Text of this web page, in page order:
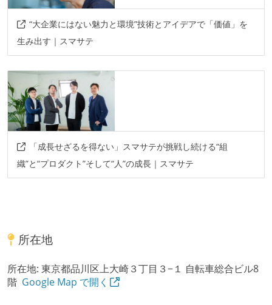
“大企業にはない魅力と環境”技術とアイデアで「価値」を
生み出す｜スマサテ
「成長せざるを得ない」スマサテが挑戦し続ける“組
織”と“プロダクト”そして“人”の成長｜スマサテ
所在地
所在地: 東京都品川区上大崎３丁目３−１ 自転車総合ビル8
階 Google Map で開く